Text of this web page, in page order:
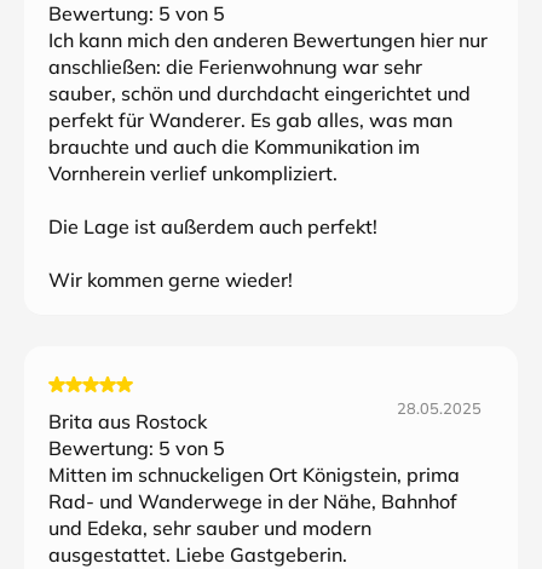
Bewertung: 5 von 5
Ich kann mich den anderen Bewertungen hier nur
anschließen: die Ferienwohnung war sehr
sauber, schön und durchdacht eingerichtet und
perfekt für Wanderer. Es gab alles, was man
brauchte und auch die Kommunikation im
Vornherein verlief unkompliziert.
Die Lage ist außerdem auch perfekt!
Wir kommen gerne wieder!
Brita aus Rostock
28.05.2025
Bewertung: 5 von 5
Mitten im schnuckeligen Ort Königstein, prima
Rad- und Wanderwege in der Nähe, Bahnhof
und Edeka, sehr sauber und modern
ausgestattet. Liebe Gastgeberin.